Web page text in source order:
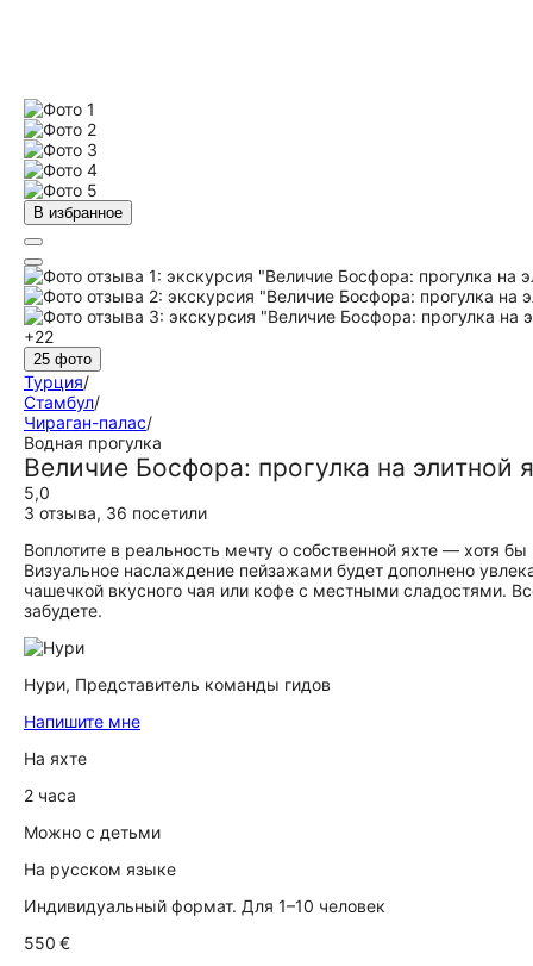
В избранное
+22
25 фото
Турция/
Стамбул/
Чираган-палас/
Водная прогулка
Величие Босфора: прогулка на элитной
5,0
3 отзыва, 36 посетили
Воплотите в реальность мечту о собственной яхте — хотя
Визуальное наслаждение пейзажами будет дополнено
чашечкой вкусного чая или кофе с местными сладостями.
забудете.
Нури, Представитель команды гидов
Напишите мне
На яхте
2 часа
Можно с детьми
На русском языке
Индивидуальный формат. Для 1–10 человек
550 €